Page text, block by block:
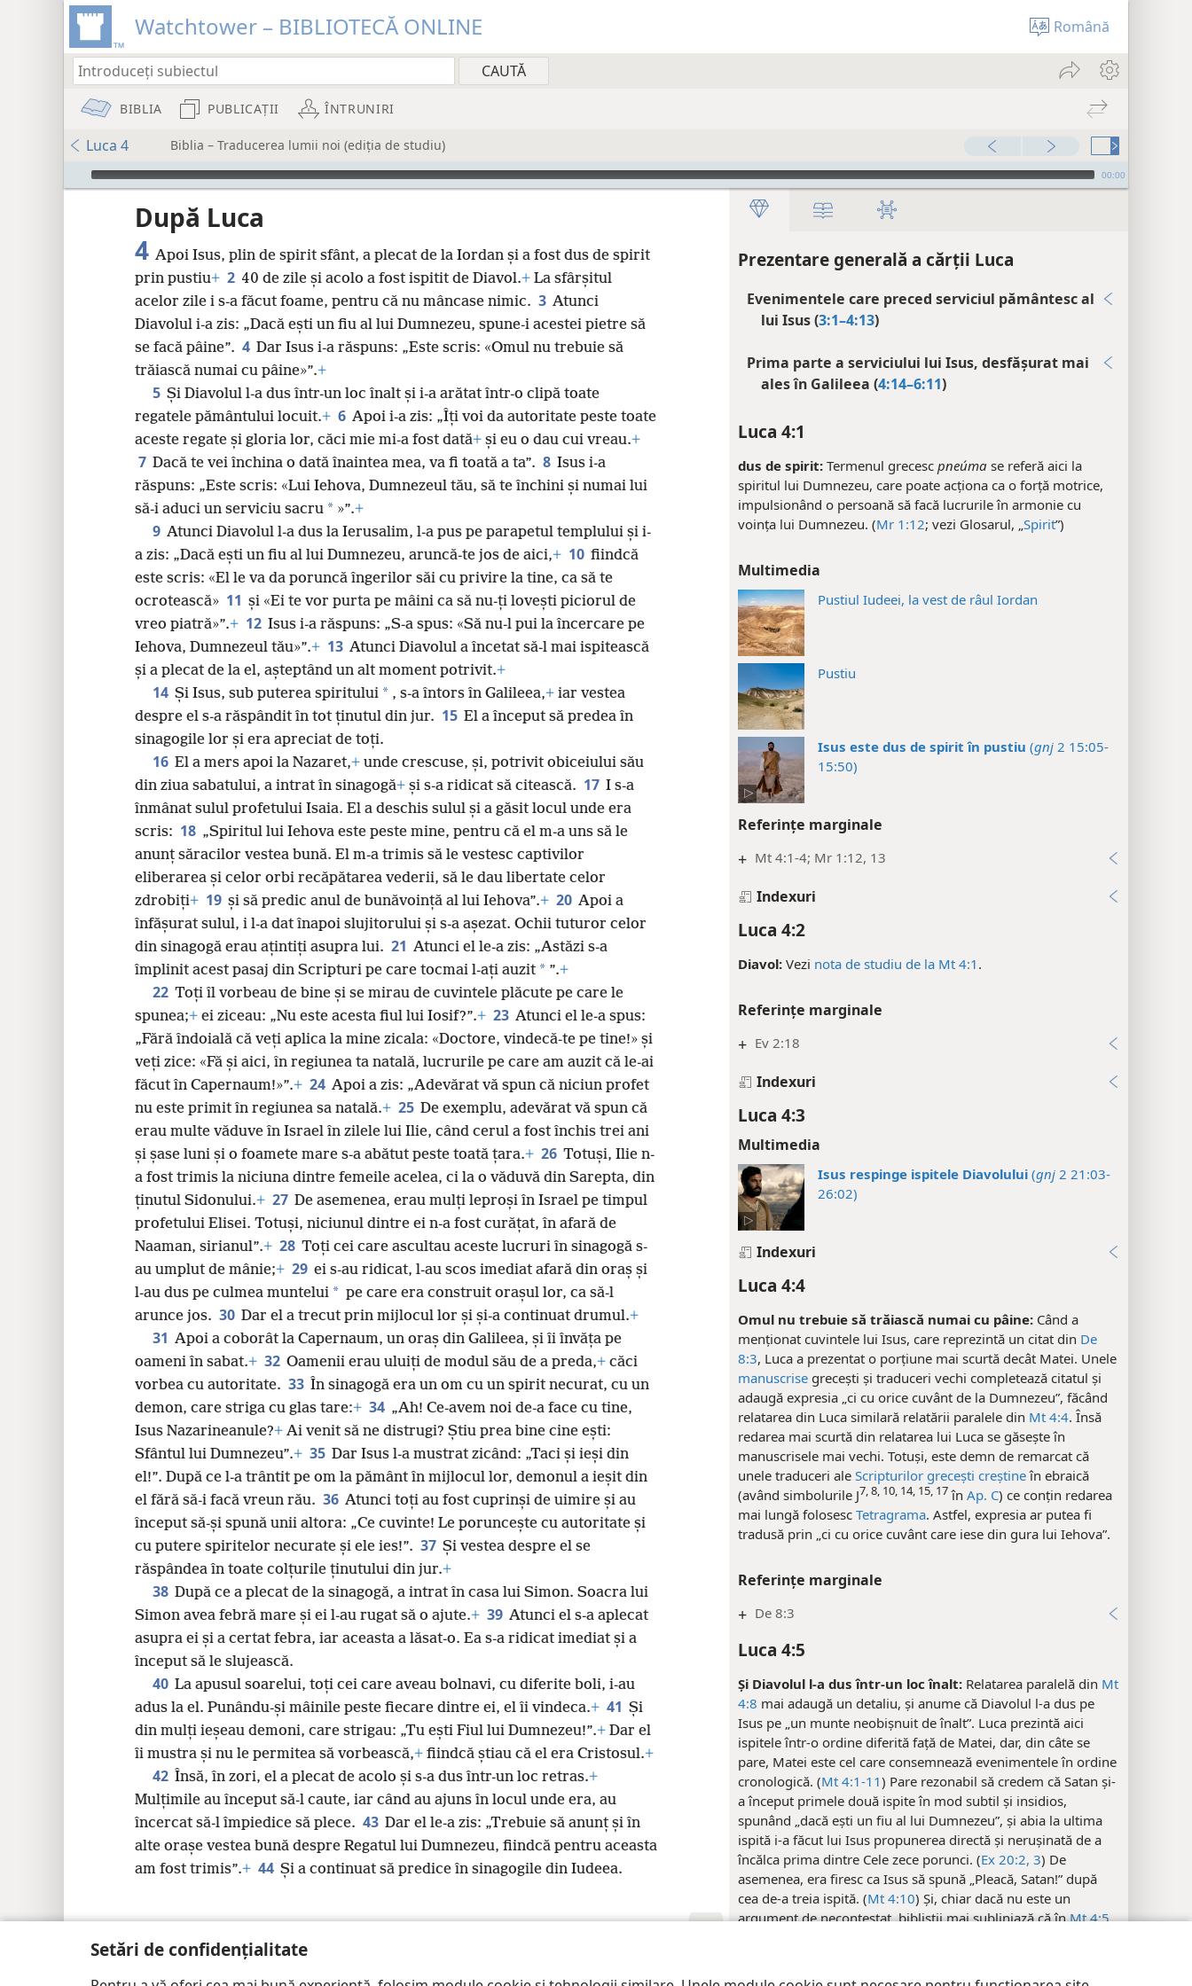
Setări de confidențialitate
Watchtower – BIBLIOTECĂ ONLINE Română
BIBLIA PUBLICAȚII ÎNTRUNIRI
Luca 4 Biblia – Traducerea lumii noi (ediția de studiu)
Audio Player 00:00
Prezentare generală a cărții Luca
Evenimentele care preced serviciul pământesc al
lui Isus (3:1–4:13)
Prima parte a serviciului lui Isus, desfășurat mai
ales în Galileea (4:14–6:11)
Luca 4:1
dus de spirit: Termenul grecesc pneúma se referă aici la
spiritul lui Dumnezeu, care poate acționa ca o forță motrice,
impulsionând o persoană să facă lucrurile în armonie cu
voința lui Dumnezeu. (Mr 1:12; vezi Glosarul, „Spirit”)
Multimedia
Pustiul Iudeei, la vest de râul Iordan
Pustiu
Isus este dus de spirit în pustiu (gnj 2 15:05-
15:50)
Referințe marginale
+ Mt 4:1-4; Mr 1:12, 13
Indexuri
Luca 4:2
Diavol: Vezi nota de studiu de la Mt 4:1 .
Referințe marginale
+ Ev 2:18
Indexuri
Luca 4:3
Multimedia
Isus respinge ispitele Diavolului (gnj 2 21:03-
26:02)
Indexuri
Luca 4:4
Omul nu trebuie să trăiască numai cu pâine: Când a
menționat cuvintele lui Isus, care reprezintă un citat din De
8:3, Luca a prezentat o porțiune mai scurtă decât Matei. Unele
manuscrise grecești și traduceri vechi completează citatul și
adaugă expresia „ci cu orice cuvânt de la Dumnezeu”, făcând
relatarea din Luca similară relatării paralele din Mt 4:4. Însă
redarea mai scurtă din relatarea lui Luca se găsește în
manuscrisele mai vechi. Totuși, este demn de remarcat că
unele traduceri ale Scripturilor grecești creștineîn ebraică
(având simbolurile J7, 8, 10, 14, 15, 17în Ap. C) ce conțin redarea
mai lungă folosesc Tetragrama. Astfel, expresia ar putea fi
tradusă prin „ci cu orice cuvânt care iese din gura lui Iehova”.
Referințe marginale
+ De 8:3
Luca 4:5
Și Diavolul l-a dus într-un loc înalt: Relatarea paralelă din Mt
4:8 mai adaugă un detaliu, și anume că Diavolul l-a dus pe
Isus pe „un munte neobișnuit de înalt”. Luca prezintă aici
ispitele într-o ordine diferită față de Matei, dar, din câte se
pare, Matei este cel care consemnează evenimentele în ordine
cronologică. (Mt 4:1-11) Pare rezonabil să credem că Satan și-
a început primele două ispite în mod subtil și insidios,
spunând „dacă ești un fiu al lui Dumnezeu”, și abia la ultima
ispită i-a făcut lui Isus propunerea directă și nerușinată de a
încălca prima dintre Cele zece porunci. (Ex 20:2, 3) De
asemenea, era firesc ca Isus să spună „Pleacă, Satan!” după
cea de-a treia ispită. (Mt 4:10) Și, chiar dacă nu este un
argument de necontestat, bibliștii mai subliniază că înMt 4:5
prin „și”. Prin urmare, relatarea din Matei ar putea fi puțin mai
După Luca
4 Apoi Isus, plin de spirit sfânt, a plecat de la Iordan și a fost dus de spirit
prin pustiu+ 2 40 de zile și acolo a fost ispitit de Diavol.+ La sfârșitul
acelor zile i s-a făcut foame, pentru că nu mâncase nimic. 3 Atunci
Diavolul i-a zis: „Dacă ești un fiu al lui Dumnezeu, spune-i acestei pietre să
se facă pâine”. 4 Dar Isus i-a răspuns: „Este scris: «Omul nu trebuie să
trăiască numai cu pâine»”.+
5 Și Diavolul l-a dus într-un loc înalt și i-a arătat într-o clipă toate
regatele pământului locuit.+ 6 Apoi i-a zis: „Îți voi da autoritate peste toate
aceste regate și gloria lor, căci mie mi-a fost dată+ și eu o dau cui vreau.+
7 Dacă te vei închina o dată înaintea mea, va fi toată a ta”. 8 Isus i-a
răspuns: „Este scris: «Lui Iehova, Dumnezeul tău, să te închini și numai lui
să-i aduci un serviciu sacru * »”.+
9 Atunci Diavolul l-a dus la Ierusalim, l-a pus pe parapetul templului și i-
a zis: „Dacă ești un fiu al lui Dumnezeu, aruncă-te jos de aici,+ 10 fiindcă
este scris: «El le va da poruncă îngerilor săi cu privire la tine, ca să te
ocrotească» 11 și «Ei te vor purta pe mâini ca să nu-ți lovești piciorul de
vreo piatră»”.+ 12 Isus i-a răspuns: „S-a spus: «Să nu-l pui la încercare pe
Iehova, Dumnezeul tău»”.+ 13 Atunci Diavolul a încetat să-l mai ispitească
și a plecat de la el, așteptând un alt moment potrivit.+
14 Și Isus, sub puterea spiritului * , s-a întors în Galileea,+ iar vestea
despre el s-a răspândit în tot ținutul din jur. 15 El a început să predea în
sinagogile lor și era apreciat de toți.
16 El a mers apoi la Nazaret,+ unde crescuse, și, potrivit obiceiului său
din ziua sabatului, a intrat în sinagogă+ și s-a ridicat să citească. 17 I s-a
înmânat sulul profetului Isaia. El a deschis sulul și a găsit locul unde era
scris: 18 „Spiritul lui Iehova este peste mine, pentru că el m-a uns să le
anunț săracilor vestea bună. El m-a trimis să le vestesc captivilor
eliberarea și celor orbi recăpătarea vederii, să le dau libertate celor
zdrobiți+ 19 și să predic anul de bunăvoință al lui Iehova”.+ 20 Apoi a
înfășurat sulul, i l-a dat înapoi slujitorului și s-a așezat. Ochii tuturor celor
din sinagogă erau ațintiți asupra lui. 21 Atunci el le-a zis: „Astăzi s-a
împlinit acest pasaj din Scripturi pe care tocmai l-ați auzit * ”.+
22 Toți îl vorbeau de bine și se mirau de cuvintele plăcute pe care le
spunea;+ ei ziceau: „Nu este acesta fiul lui Iosif?”.+ 23 Atunci el le-a spus:
„Fără îndoială că veți aplica la mine zicala: «Doctore, vindecă-te pe tine!» și
veți zice: «Fă și aici, în regiunea ta natală, lucrurile pe care am auzit că le-ai
făcut în Capernaum!»”.+ 24 Apoi a zis: „Adevărat vă spun că niciun profet
nu este primit în regiunea sa natală.+ 25 De exemplu, adevărat vă spun că
erau multe văduve în Israel în zilele lui Ilie, când cerul a fost închis trei ani
și șase luni și o foamete mare s-a abătut peste toată țara.+ 26 Totuși, Ilie n-
a fost trimis la niciuna dintre femeile acelea, ci la o văduvă din Sarepta, din
ținutul Sidonului.+ 27 De asemenea, erau mulți leproși în Israel pe timpul
profetului Elisei. Totuși, niciunul dintre ei n-a fost curățat, în afară de
Naaman, sirianul”.+ 28 Toți cei care ascultau aceste lucruri în sinagogă s-
au umplut de mânie;+ 29 ei s-au ridicat, l-au scos imediat afară din oraș și
l-au dus pe culmea muntelui * pe care era construit orașul lor, ca să-l
arunce jos. 30 Dar el a trecut prin mijlocul lor și și-a continuat drumul.+
31 Apoi a coborât la Capernaum, un oraș din Galileea, și îi învăța pe
oameni în sabat.+ 32 Oamenii erau uluiți de modul său de a preda,+ căci
vorbea cu autoritate. 33 În sinagogă era un om cu un spirit necurat, cu un
demon, care striga cu glas tare:+ 34 „Ah! Ce-avem noi de-a face cu tine,
Isus Nazarineanule?+ Ai venit să ne distrugi? Știu prea bine cine ești:
Sfântul lui Dumnezeu”.+ 35 Dar Isus l-a mustrat zicând: „Taci și ieși din
el!”. După ce l-a trântit pe om la pământ în mijlocul lor, demonul a ieșit din
el fără să-i facă vreun rău. 36 Atunci toți au fost cuprinși de uimire și au
început să-și spună unii altora: „Ce cuvinte! Le poruncește cu autoritate și
cu putere spiritelor necurate și ele ies!”. 37 Și vestea despre el se
răspândea în toate colțurile ținutului din jur.+
38 După ce a plecat de la sinagogă, a intrat în casa lui Simon. Soacra lui
Simon avea febră mare și ei l-au rugat să o ajute.+ 39 Atunci el s-a aplecat
asupra ei și a certat febra, iar aceasta a lăsat-o. Ea s-a ridicat imediat și a
început să le slujească.
40 La apusul soarelui, toți cei care aveau bolnavi, cu diferite boli, i-au
adus la el. Punându-și mâinile peste fiecare dintre ei, el îi vindeca.+ 41 Și
din mulți ieșeau demoni, care strigau: „Tu ești Fiul lui Dumnezeu!”.+ Dar el
îi mustra și nu le permitea să vorbească,+ fiindcă știau că el era Cristosul.+
42 Însă, în zori, el a plecat de acolo și s-a dus într-un loc retras.+
Mulțimile au început să-l caute, iar când au ajuns în locul unde era, au
încercat să-l împiedice să plece. 43 Dar el le-a zis: „Trebuie să anunț și în
alte orașe vestea bună despre Regatul lui Dumnezeu, fiindcă pentru aceasta
am fost trimis”.+ 44 Și a continuat să predice în sinagogile din Iudeea.
© 2026 Watch Tower Bible and Tract Society of Pennsylvania